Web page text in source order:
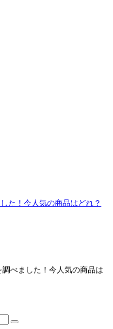
た！今人気の商品はどれ？
べました！今人気の商品は